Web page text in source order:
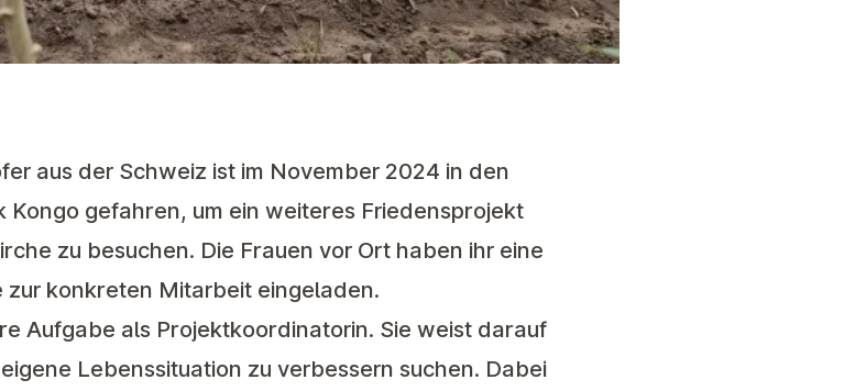
aus der Schweiz ist im November 2024 in den
Kongo gefahren, um ein weiteres Friedensprojekt
zu besuchen. Die Frauen vor Ort haben ihr eine
konkreten Mitarbeit eingeladen.
Aufgabe als Projektkoordinatorin. Sie weist darauf
Lebenssituation zu verbessern suchen. Dabei